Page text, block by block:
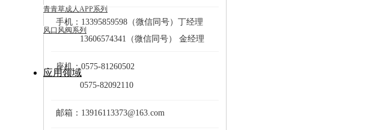
青青草成人APP系列
风口风阀系列
应用领域
——————————————————
手机：13395859598（微信同号）丁经理
13606574341（微信同号） 金经理
座机：0575-81260502
0575-82092110
邮箱：13916113373@163.com